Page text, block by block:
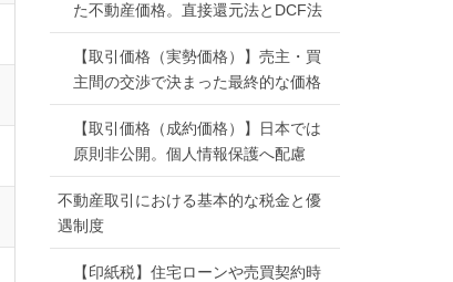
た不動産価格。直接還元法とDCF法
【取引価格（実勢価格）】売主・買
主間の交渉で決まった最終的な価格
【取引価格（成約価格）】日本では
原則非公開。個人情報保護へ配慮
不動産取引における基本的な税金と優
遇制度
【印紙税】住宅ローンや売買契約時